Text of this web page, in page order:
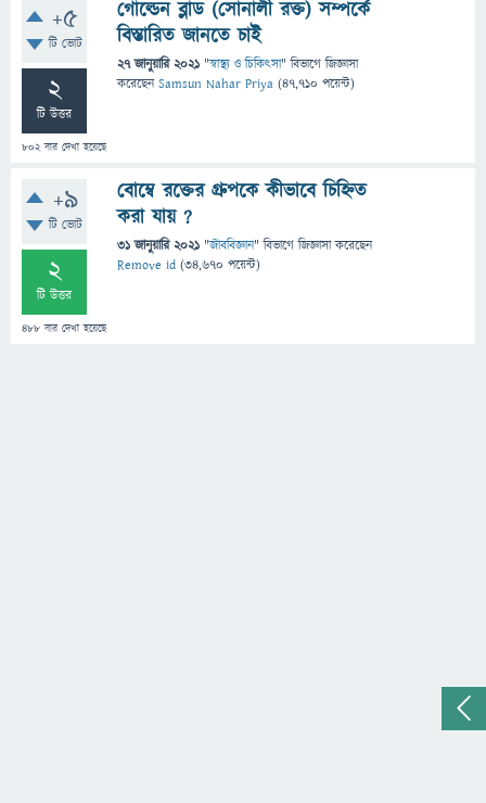
+5
টি ভোট
2
টি উত্তর
802বার দেখা হয়েছে
গোল্ডেন ব্লাড (সোনালী রক্ত) সম্পর্কে
বিস্তারিত জানতে চাই
27 জানুয়ারি 2021 "স্বাস্থ্য ও চিকিৎসা" বিভাগে জিজ্ঞাসা
করেছেনSamsun Nahar Priya (47,710 পয়েন্ট)
+9
টি ভোট
2
টি উত্তর
488 বার দেখা হয়েছে
বোম্বে রক্তের গ্রুপকে কীভাবে চিহ্নিত
করা যায় ?
31 জানুয়ারি 2021 "জীববিজ্ঞান" বিভাগে জিজ্ঞাসাকরেছেন
Remove id (34,670 পয়েন্ট)